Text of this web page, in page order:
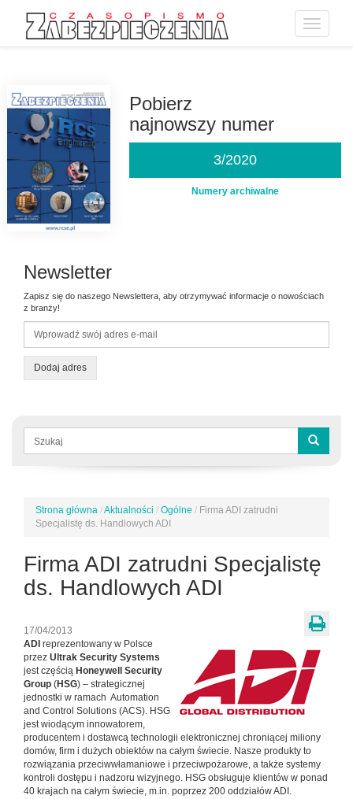
Toggle
Pobierz
najnowszy numer
3/2020
Numery archiwalne
Newsletter
Zapisz się do naszego Newslettera, aby otrzymywać informacje o nowościach
z branży!
Dodaj adres
Formularz
wyszukiwania
Jesteś
tutaj
Strona główna /Aktualności / Ogólne / Firma ADI zatrudni
Specjalistę ds. Handlowych ADI
Firma ADI zatrudni Specjalistę
ds. Handlowych ADI
17/04/2013
ADI reprezentowany w Polsce
przez Ultrak Security Systems
jest częścią Honeywell Security
Group (HSG) – strategicznej
jednostki w ramach Automation
and Control Solutions (ACS). HSG
jest wiodącym innowatorem,
producentem i dostawcą technologii elektronicznej chroniącej miliony
domów, firm i dużych obiektów na całym świecie. Nasze produkty to
rozwiązania przeciwwłamaniowe i przeciwpożarowe, a także systemy
kontroli dostępu i nadzoru wizyjnego. HSG obsługuje klientów w ponad
40 krajach na całym świecie, m.in. poprzez 200 oddziałów ADI.